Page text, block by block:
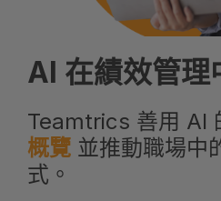
AI 在績效管理
Teamtrics 善用 AI
概覽 並推動職場中
式。